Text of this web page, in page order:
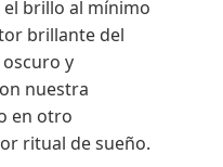
brillo al mínimo
brillante del
y
nuestra
en otro
ritual de sueño.